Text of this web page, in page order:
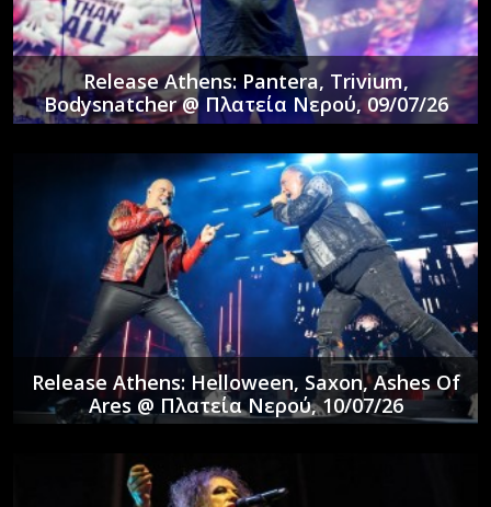
Release Athens: Pantera, Trivium,
Bodysnatcher @ Πλατεία Νερού, 09/07/26
Release Athens: Helloween, Saxon, Ashes Of
Ares @ Πλατεία Νερού, 10/07/26